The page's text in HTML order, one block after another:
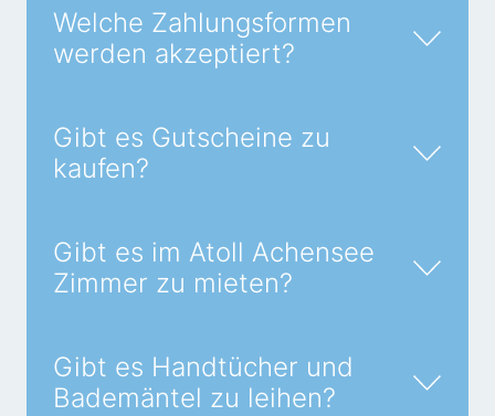
Welche Zahlungsformen
werden akzeptiert?
Gibt es Gutscheine zu
kaufen?
Gibt es im Atoll Achensee
Zimmer zu mieten?
Gibt es Handtücher und
Bademäntel zu leihen?